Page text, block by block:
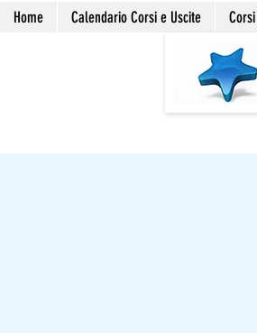
Home Calendario Corsi e Uscite